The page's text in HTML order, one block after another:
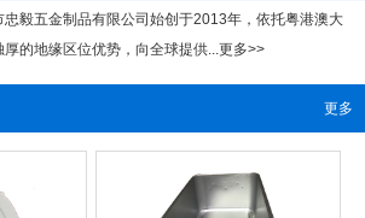
五金制品有限公司始创于2013年，依托粤港澳大
厚的地缘区位优势，向全球提供...更多>>
更多